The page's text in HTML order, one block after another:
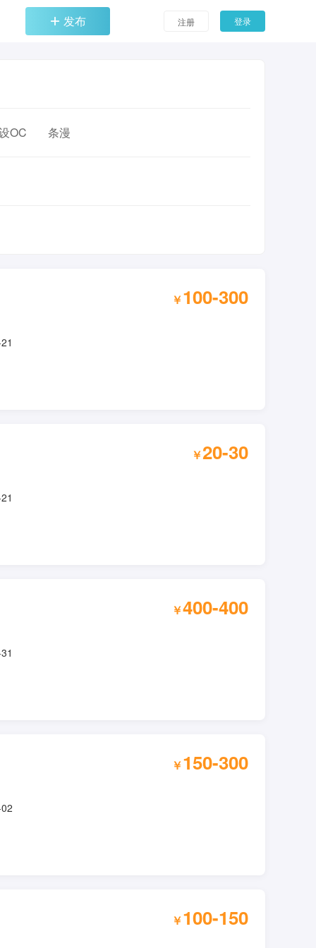
发布 注册 登录
OC 条漫
￥100-300
￥20-30
￥400-400
￥150-300
￥100-150